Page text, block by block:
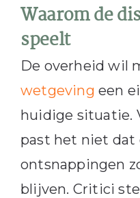
Waarom de
speelt
De overheid wil
wetgeving een
huidige situatie.
past het niet dat
ontsnappingen
blijven. Critici